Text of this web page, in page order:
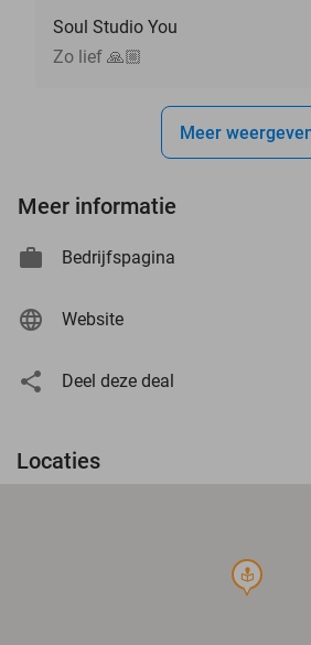
Soul Studio You
Zo lief 🙏🏼
Meer
Meer informatie
Bedrijfspagina
Website
Deel deze deal
Locaties
course